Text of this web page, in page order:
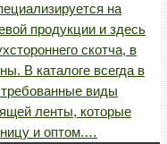
на
продукции и здесь
скотча, в
В каталоге всегда в
виды
ленты, которые
и оптом.…